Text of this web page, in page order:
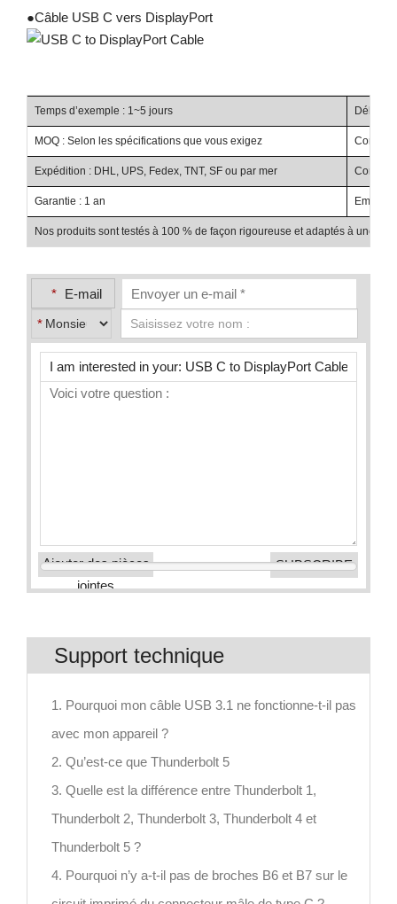
●Câble USB C vers DisplayPort
Temps d’exemple : 1~5 jours Délai
MOQ : Selon les spécifications que vous exigez
Expédition : DHL, UPS, Fedex, TNT, SF ou par mer
Garantie : 1 an
Nos produits sont testés à 100 % de façon rigoureuse et adaptés à une
* E-mail
*
Ajouter des pièces
jointes
Support technique
1. Pourquoi mon câble USB 3.1 ne fonctionne-t-il pas
avec mon appareil ?
2. Qu’est-ce que Thunderbolt 5
3. Quelle est la différence entre Thunderbolt 1,
Thunderbolt 2, Thunderbolt 3, Thunderbolt 4 et
Thunderbolt 5 ?
4. Pourquoi n’y a-t-il pas de broches B6 et B7 sur le